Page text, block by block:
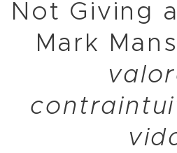
Not Giving
Mark